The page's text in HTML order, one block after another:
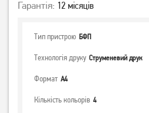
Гарантія: 12 місяців
Тип пристрою БФП
Технологія друку Струменевий друк
Формат А4
Кількість кольорів 4